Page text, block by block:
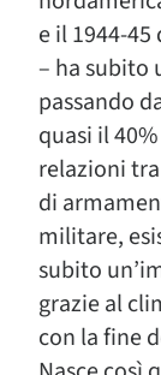
e il 1944-
– ha subito
passando
quasi il
relazioni
di
militare,
subito
grazie al
con la fine